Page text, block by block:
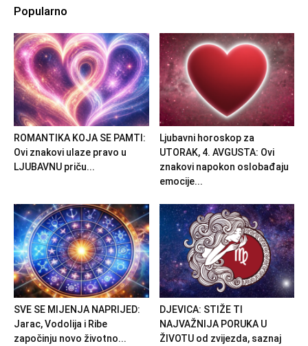
Popularno
ROMANTIKA KOJA SE PAMTI:
Ovi znakovi ulaze pravo u
LJUBAVNU priču...
Ljubavni horoskop za
UTORAK, 4. AVGUSTA: Ovi
znakovi napokon oslobađaju
emocije...
SVE SE MIJENJA NAPRIJED:
Jarac, Vodolija i Ribe
započinju novo životno...
DJEVICA: STIŽE TI
NAJVAŽNIJA PORUKA U
ŽIVOTU od zvijezda, saznaj